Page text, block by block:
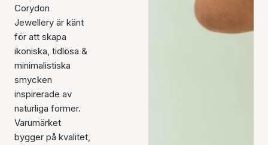
Corydon
Jewellery är känt
för att skapa
ikoniska, tidlösa &
minimalistiska
smycken
inspirerade av
naturliga former.
Varumärket
bygger på kvalitet,